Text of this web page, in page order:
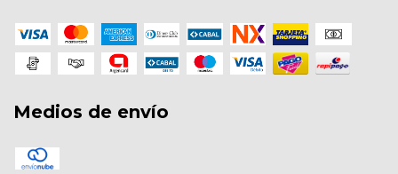
Medios de envío